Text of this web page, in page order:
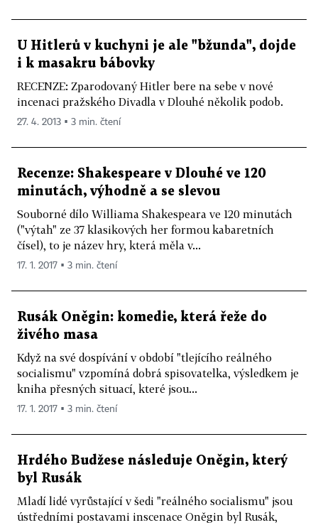
U Hitlerů v kuchyni je ale "bžunda", dojde
i k masakru bábovky
RECENZE: Zparodovaný Hitler bere na sebe v nové
incenaci pražského Divadla v Dlouhé několik podob.
27. 4. 2013 ▪ 3 min. čtení
Recenze: Shakespeare v Dlouhé ve 120
minutách, výhodně a se slevou
Souborné dílo Williama Shakespeara ve 120 minutách
("výtah" ze 37 klasikových her formou kabaretních
čísel), to je název hry, která měla v...
17. 1. 2017 ▪ 3 min. čtení
Rusák Oněgin: komedie, která řeže do
živého masa
Když na své dospívání v období "tlejícího reálného
socialismu" vzpomíná dobrá spisovatelka, výsledkem je
kniha přesných situací, které jsou...
17. 1. 2017 ▪ 3 min. čtení
Hrdého Budžese následuje Oněgin, který
byl Rusák
Mladí lidé vyrůstající v šedi "reálného socialismu" jsou
ústředními postavami inscenace Oněgin byl Rusák,